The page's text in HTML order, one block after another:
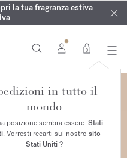
OUDvelvet moodnel
le fragranze e gli oli per il
agosto
la tua fragranza estiva
0
in tutto il
mondo
posizione sembra essere: Stati
. Vorresti recarti sul nostro sito
Stati Uniti?